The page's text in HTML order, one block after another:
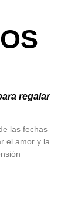
regalar
las fechas
el amor y la